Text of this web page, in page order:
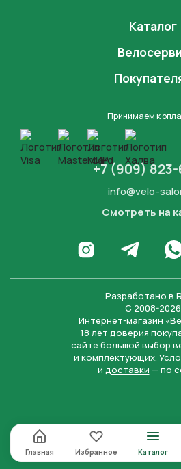
Каталог
Принимаем к
+7 (909)
info@velo-
Смотреть на
Перейти вНаписать в
Разработано в
С 2008-2026
Интернет-магазин
18 лет доверия
сайте большой выбор
и комплектующих.
и доставки — по
Главная Избранное Каталог
Нажимая на кнопку “Отправить
согласие на обработку персональных
соглашаетесь с политикой